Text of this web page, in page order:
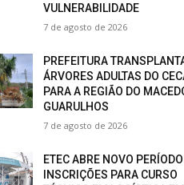
VULNERABILIDADE
7 de agosto de 2026
PREFEITURA
ÁRVORES ADULTAS DO
PARA A REGIÃO DO
GUARULHOS
7 de agosto de 2026
ETEC ABRE NOVO
INSCRIÇÕES PARA CURSO